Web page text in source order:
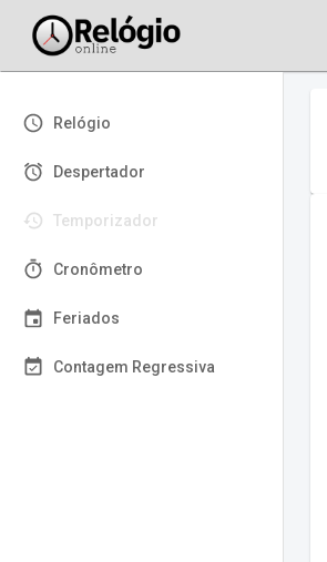
Relógio
Despertador
Temporizador
Cronômetro
Feriados
Contagem Regressiva